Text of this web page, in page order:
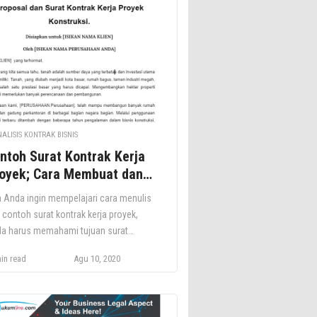
keuntungan dan kerugian
jenis jenis perjanjian,
perjanjian dibuat, dan
mereka beroperasi dalam
Apa itu Perjanjian […]
KONTRAK BISNIS
Surat Kontrak Kerja
Cara Membuat dan
Hal yang Harus Anda
Anda ingin mempelajari cara menulis
contoh surat kontrak kerja proyek,
harus memahami tujuan surat
lain yang terlibat dalam kontrak.
Proyek? Jika Anda ingin mempelajari
menulis dan contoh surat kontrak
read Agu 10, 2020